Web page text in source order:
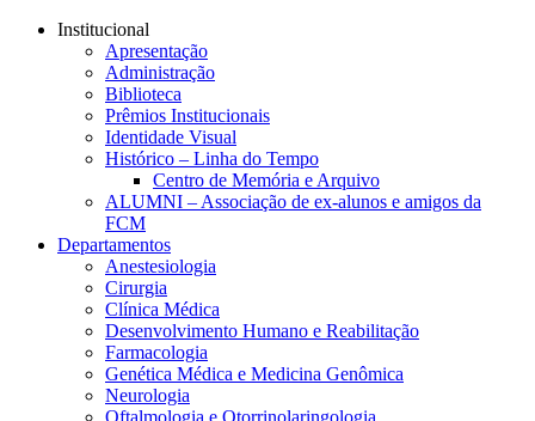
Conteúdo principal
Institucional
Apresentação
Administração
Biblioteca
Prêmios Institucionais
Identidade Visual
Histórico – Linha do Tempo
Centro de Memória e Arquivo
ALUMNI – Associação de ex-alunos e amigos da
FCM
Departamentos
Anestesiologia
Cirurgia
Clínica Médica
Desenvolvimento Humano e Reabilitação
Farmacologia
Genética Médica e Medicina Genômica
Neurologia
Oftalmologia e Otorrinolaringologia